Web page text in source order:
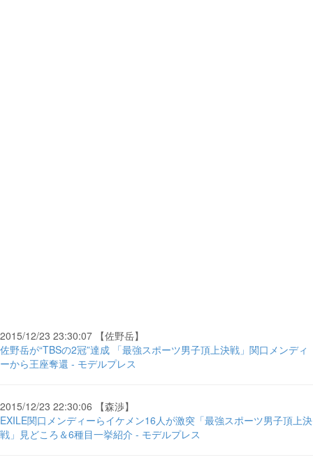
2015/12/23 23:30:07 【佐野岳】
佐野岳が“TBSの2冠”達成 「最強スポーツ男子頂上決戦」関口メンディ
ーから王座奪還 - モデルプレス
2015/12/23 22:30:06 【森渉】
EXILE関口メンディーらイケメン16人が激突「最強スポーツ男子頂上決
戦」見どころ＆6種目一挙紹介 - モデルプレス